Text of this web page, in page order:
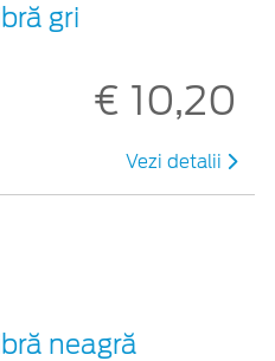
gri
€ 10,20
Vezi detalii
neagră